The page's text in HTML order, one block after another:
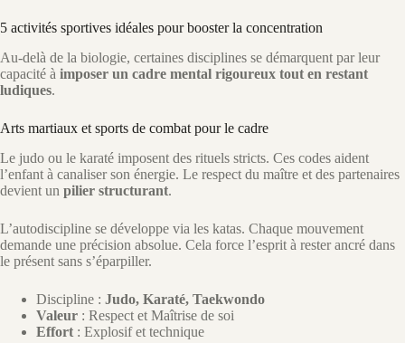
5 activités sportives idéales pour booster la concentration
Au-delà de la biologie, certaines disciplines se démarquent par leur
capacité à imposer un cadre mental rigoureux tout en restant
ludiques.
Arts martiaux et sports de combat pour le cadre
Le judo ou le karaté imposent des rituels stricts. Ces codes aident
l’enfant à canaliser son énergie. Le respect du maître et des partenaires
devient un pilier structurant.
L’autodiscipline se développe via les katas. Chaque mouvement
demande une précision absolue. Cela force l’esprit à rester ancré dans
le présent sans s’éparpiller.
Discipline : Judo, Karaté, Taekwondo
Valeur : Respect et Maîtrise de soi
Effort : Explosif et technique